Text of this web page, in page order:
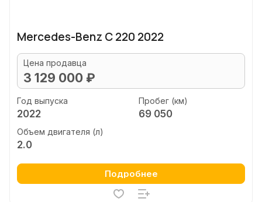
Mercedes-Benz C 220 2022
Цена продавца
3 129 000 ₽
Год выпуска
2022
Пробег (км)
69 050
Объем двигателя (л)
2.0
Подробнее